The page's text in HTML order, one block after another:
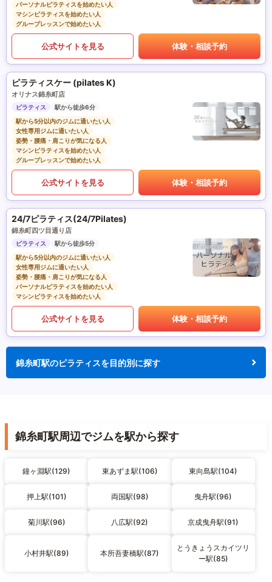
パーソナルピラティスを始めたい人
マシンピラティスを始めたい人
グループレッスンで始めたい人
公式サイトを見る 体験・相談予約
ピラティスケー (pilates K)
オリナス錦糸町店
ピラティス
駅から徒歩6分
駅から5分以内のジムに通いたい人
女性専用ジムに通いたい人
姿勢・腰痛・肩こりが気になる人
マシンピラティスを始めたい人
グループレッスンで始めたい人
公式サイトを見る 体験・相談予約
24/7ピラティス(24/7Pilates)
錦糸町四ツ目通り店
ピラティス
駅から徒歩5分
駅から5分以内のジムに通いたい人
女性専用ジムに通いたい人
姿勢・腰痛・肩こりが気になる人
パーソナルピラティスを始めたい人
マシンピラティスを始めたい人
公式サイトを見る 体験・相談予約
錦糸町駅のピラティスを目的別に探す
錦糸町駅周辺でジムを駅から探す
鐘ヶ淵駅(129) 東あずま駅(106) 東向島駅(104)
押上駅(101) 両国駅(98) 曳舟駅(96)
菊川駅(96) 八広駅(92) 京成曳舟駅(91)
小村井駅(89) 本所吾妻橋駅(87)
とうきょうスカイツリ
ー駅(85)